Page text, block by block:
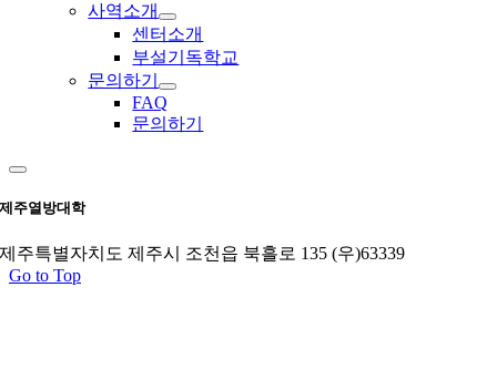
사역소개
센터소개
부설기독학교
문의하기
FAQ
문의하기
제주열방대학
제주특별자치도 제주시 조천읍 북흘로 135 (우)63339
Go to Top